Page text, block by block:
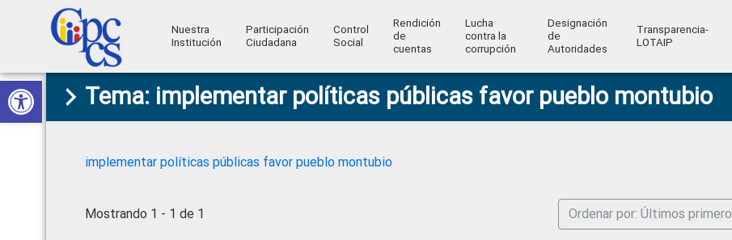
Abrir barra de herramientas
Skip
to
primary
Skip
to
main
Skip
to
primary
Skip
to
footer
Consejo
de
Ciudadana
Control
Construyendo
Poder
Ciudadano
Nuestra
Institución
Participación
Ciudadana
Control
Social
Rendición
de
cuentas
Lucha
contra la
corrupción
Designación
de
Autoridades
Transparencia-
LOTAIP
Tema: implementar políticas públicas favor pueblo montubio
implementar políticas públicas favor pueblo montubio
Mostrando 1 - 1 de 1 Ordenar por: Últimos primero